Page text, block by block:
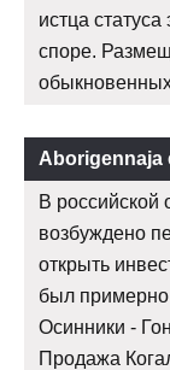
истца
споре.
Aborigennaja
В российской
возбуждено
открыть
был примерно
Осинники -
Продажа